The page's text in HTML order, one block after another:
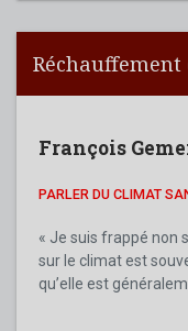
François
PARLER DU CLIMAT
« Je suis frappé non
sur le climat est
qu’elle est